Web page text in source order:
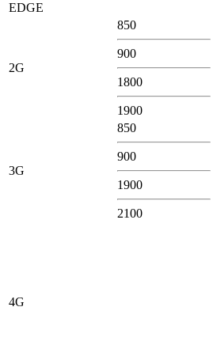
EDGE
2G
850
900
1800
1900
3G
850
900
1900
2100
4G